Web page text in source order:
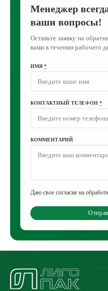
Менеджер
ваши вопросы!
Оставьте заявку на
вами в течении рабочего
ИМЯ *
КОНТАКТНЫЙ ТЕЛЕФОН *
КОММЕНТАРИЙ
Даю свое согласие на